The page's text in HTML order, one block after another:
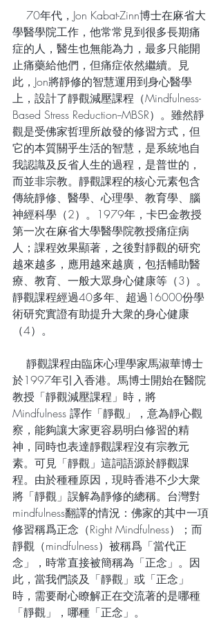
70年代，Jon Kabat-Zinn博士在麻省大
學醫學院工作，他常常見到很多長期痛
症的人，醫生也無能為力，最多只能開
止痛藥給他們，但痛症依然繼續。見
此，Jon將靜修的智慧運用到身心醫學
上，設計了靜觀減壓課程（Mindfulness-
Based Stress Reduction--MBSR）。雖然靜
觀是受佛家哲理所啟發的修習方式，但
它的本質關乎生活的智慧，是系統地自
我認識及反省人生的過程，是普世的，
而並非宗教。靜觀課程的核心元素包含
傳統靜修、醫學、心理學、教育學、腦
神經科學（2）。1979年，卡巴金教授
第一次在麻省大學醫學院教授痛症病
人；課程效果顯著，之後對靜觀的研究
越來越多，應用越來越廣，包括輔助醫
療、教育、一般大眾身心健康等（3）。
靜觀課程經過40多年、超過16000份學
術研究實證有助提升大衆的身心健康
（4）。
靜觀課程由臨床心理學家馬淑華博士
於1997年引入香港。馬博士開始在醫院
教授「靜觀減壓課程」時，將
Mindfulness 譯作「靜觀」，意為靜心觀
察，能夠讓大家更容易明白修習的精
神，同時也表達靜觀課程沒有宗教元
素。可見「靜觀」這詞語源於靜觀課
程。由於種種原因，現時香港不少大衆
將「靜觀」誤解為靜修的總稱。台灣對
mindfulness翻譯的情況：佛家的其中一項
修習稱爲正念（Right Mindfulness）；而
靜觀（mindfulness）被稱爲「當代正
念」，時常直接被簡稱為「正念」。因
此，當我們談及「靜觀」或「正念」
時，需要耐心瞭解正在交流著的是哪種
「靜觀」，哪種「正念」。